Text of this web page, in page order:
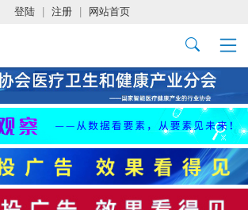
登陆 注册 网站首页